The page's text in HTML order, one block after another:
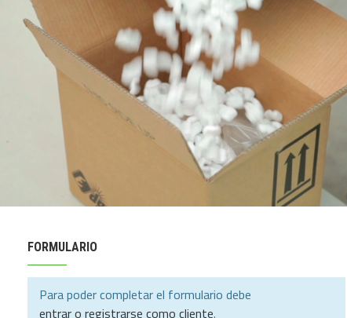
FORMULARIO
Para poder completar el formulario debe
entrar o registrarse como cliente.